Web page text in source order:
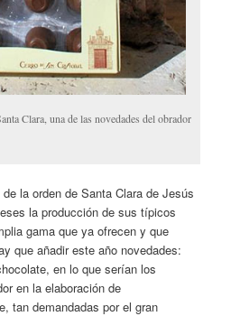
Clara, una de las novedades del obrador
la orden de Santa Clara de Jesús
la producción de sus típicos
gama que ya ofrecen y que
que añadir este año novedades:
en lo que serían los
en la elaboración de
tan demandadas por el gran